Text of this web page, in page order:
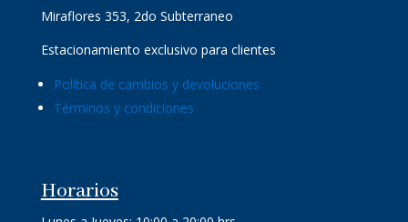
Miraflores 353, 2do Subterraneo
Estacionamiento exclusivo para clientes
Política de cambios y devoluciones
Términos y condiciones
Horarios